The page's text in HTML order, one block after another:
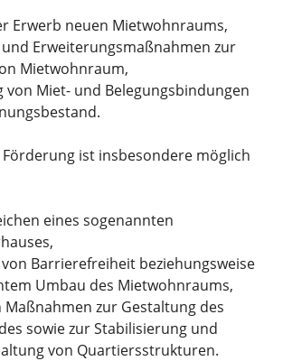
Erwerb neuen Mietwohnraums,
Erweiterungsmaßnahmen zur
Mietwohnraum,
von Miet- und Belegungsbindungen
Förderung ist insbesondere möglich
eines sogenannten
Barrierefreiheit beziehungsweise
Umbau des Mietwohnraums,
Maßnahmen zur Gestaltung des
sowie zur Stabilisierung und
von Quartiersstrukturen.